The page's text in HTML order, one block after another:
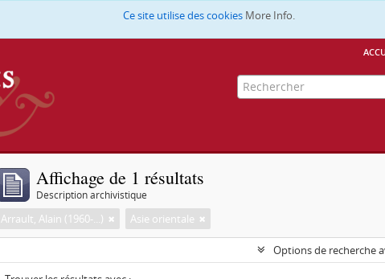
Ce site utilise des cookies More Info.
Affichage de 1 résultats
Description archivistique
Arrault, Alain (1960-...) Asie orientale
Options de recherche